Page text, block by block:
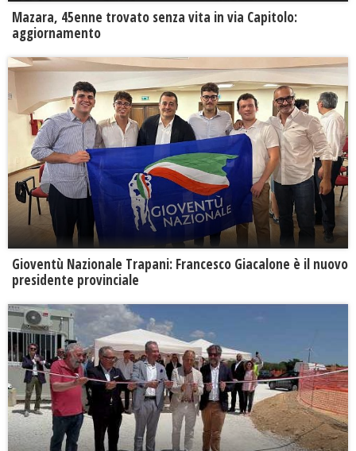
Mazara, 45enne trovato senza vita in via Capitolo:
aggiornamento
Gioventù Nazionale Trapani: Francesco Giacalone è il nuovo
presidente provinciale